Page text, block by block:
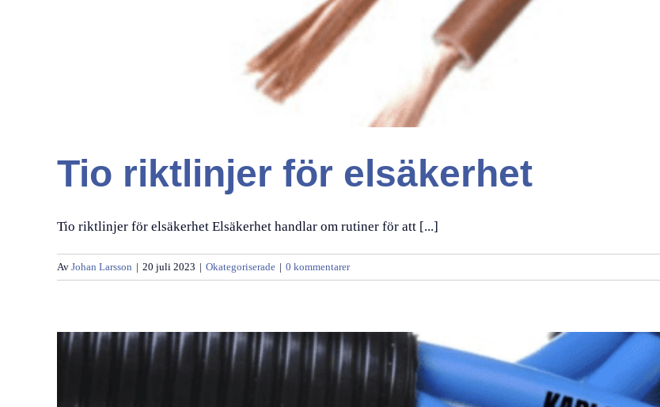
Tio riktlinjer för elsäkerhet
Tio riktlinjer för elsäkerhet Elsäkerhet handlar om rutiner för att [...]
Av Johan Larsson | 20 juli 2023 | Okategoriserade | 0 kommentarer